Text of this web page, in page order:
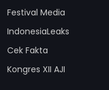
Festival Media
IndonesiaLeaks
Cek Fakta
Kongres XII AJI